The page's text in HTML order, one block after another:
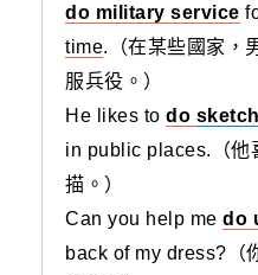
do military service
time.（在某些國家，
服兵役。）
He likes to do
in public places.（他
描。）
Can you help me do
back of my dress?（